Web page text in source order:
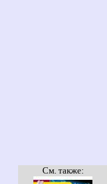
См. также: